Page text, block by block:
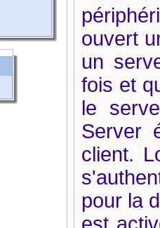
ouvert
un
fois et
le
Server
client.
pour la